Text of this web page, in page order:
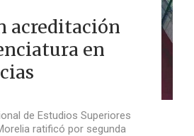
acreditación
en
de Estudios Superiores
ratificó por segunda